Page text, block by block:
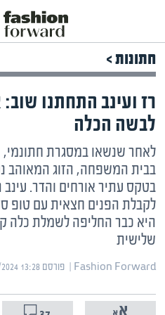
חתונות >
רז ועינב התחתנו
לבשה הכלה
לאחר שנשאו במסגרת חתונמי,
בבית המשפחה, הזוג המאוהב
בטקס עתיר אורחים והדר.
לקבלת הפנים חצאית עם טופ
היא כבר החליפה לשמלת כלה
שלישית
Fashion Forward | ‏ פורסם ‎10/11/2024 13:28